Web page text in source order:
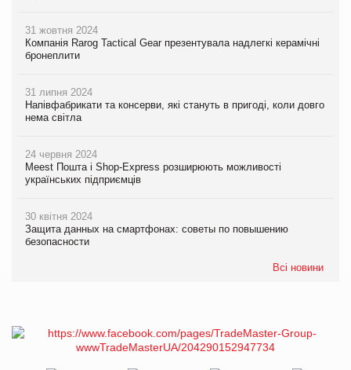
31 жовтня 2024
Компанія Rarog Tactical Gear презентувала надлегкі керамічні
бронеплити
31 липня 2024
Напівфабрикати та консерви, які стануть в пригоді, коли довго
нема світла
24 червня 2024
Meest Пошта і Shop-Express розширюють можливості
українських підприємців
30 квітня 2024
Защита данных на смартфонах: советы по повышению
безопасности
Всі новини